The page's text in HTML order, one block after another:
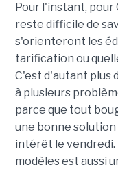
Pour l'instant, pour
reste difficile de
s'orienteront les
tarification ou
C'est d'autant plus
à plusieurs
parce que tout
une bonne
intérêt le vendredi.
modèles est aussi